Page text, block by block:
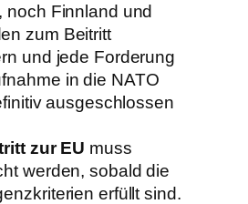
noch Finnland und
zum Beitritt
und jede Forderung
in die NATO
ausgeschlossen
zur EU muss
werden, sobald die
erfüllt sind.